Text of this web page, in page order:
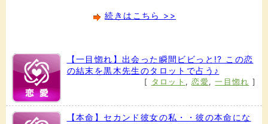
続きはこちら >>
【一目惚れ】出会った瞬間ビビっと!? この恋
の結末を黒木先生のタロットで占う♪
[ タロット ,恋愛,一目惚れ ]
【本命】セカンド彼女の私・・彼の本命にな